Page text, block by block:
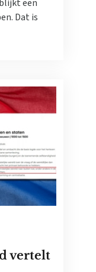
een
Dat is
vertelt